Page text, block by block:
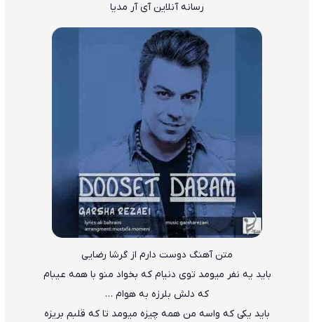
رسانه آنلاین آی آر مدیا
متن آهنگ دوست دارم از گرشا رضایی
باید یه نفر میومد توی دنیام که بخواد منو با همه عیبام
که دلش بلرزه به هوام …
باید یکی که واسه من همه چیزه میومد تا که قلبم بریزه